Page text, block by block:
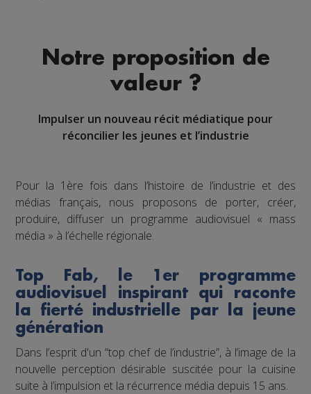
Notre proposition de
valeur ?
Impulser un nouveau récit médiatique pour
réconcilier les jeunes et l’industrie
Pour la 1ère fois dans l’histoire de l’industrie et des
médias français, nous proposons de porter, créer,
produire, diffuser un programme audiovisuel « mass
média » à l’échelle régionale.
Top Fab, le 1er programme
audiovisuel inspirant qui raconte
la fierté industrielle par la jeune
génération
Dans l’esprit d'un “top chef de l’industrie”, à l’image de la
nouvelle perception désirable suscitée pour la cuisine
suite à l’impulsion et la récurrence média depuis 15 ans.